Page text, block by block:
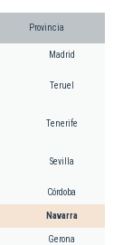
Provincia
Madrid
Teruel
Tenerife
Sevilla
Córdoba
Navarra
Gerona